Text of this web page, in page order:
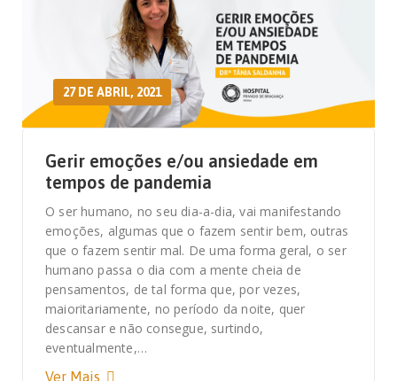
27 DE ABRIL, 2021
Gerir emoções e/ou ansiedade em
tempos de pandemia
O ser humano, no seu dia-a-dia, vai manifestando
emoções, algumas que o fazem sentir bem, outras
que o fazem sentir mal. De uma forma geral, o ser
humano passa o dia com a mente cheia de
pensamentos, de tal forma que, por vezes,
maioritariamente, no período da noite, quer
descansar e não consegue, surtindo,
eventualmente,…
Ver Mais